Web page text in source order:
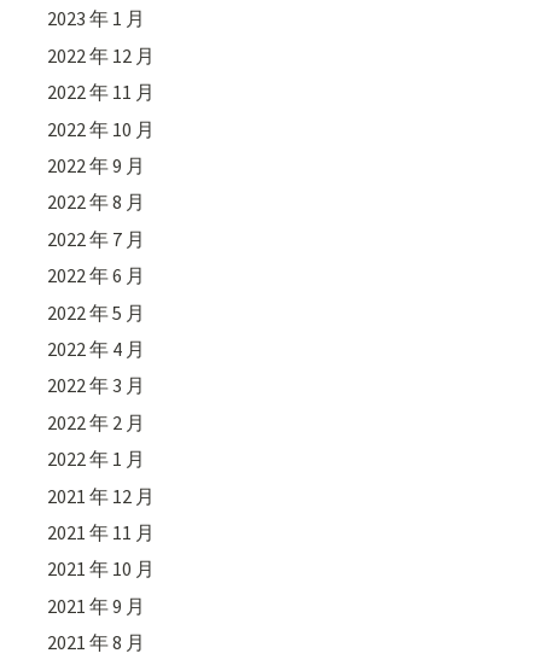
2023 年 1 月
2022 年 12 月
2022 年 11 月
2022 年 10 月
2022 年 9 月
2022 年 8 月
2022 年 7 月
2022 年 6 月
2022 年 5 月
2022 年 4 月
2022 年 3 月
2022 年 2 月
2022 年 1 月
2021 年 12 月
2021 年 11 月
2021 年 10 月
2021 年 9 月
2021 年 8 月